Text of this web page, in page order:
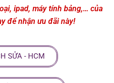
ipad, máy tính bảng,… của
để nhận ưu đãi này!
SỬA - HCM